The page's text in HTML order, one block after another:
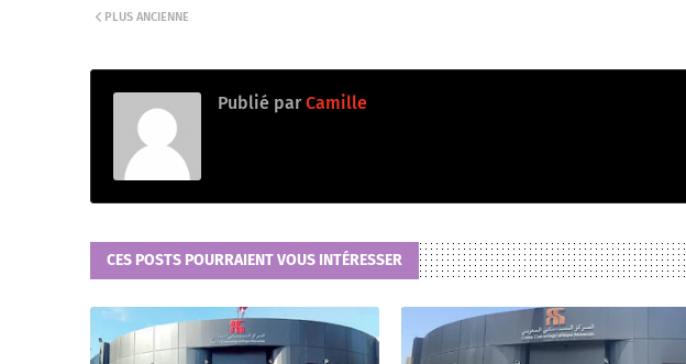
PLUS ANCIENNE
Publié par Camille
CES POSTS POURRAIENT VOUS INTÉRESSER